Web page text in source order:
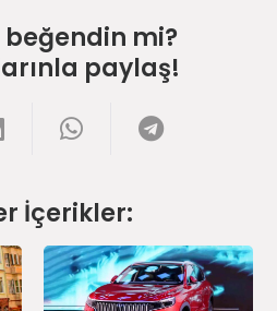
beğendin mi?
paylaş!
İçerikler: